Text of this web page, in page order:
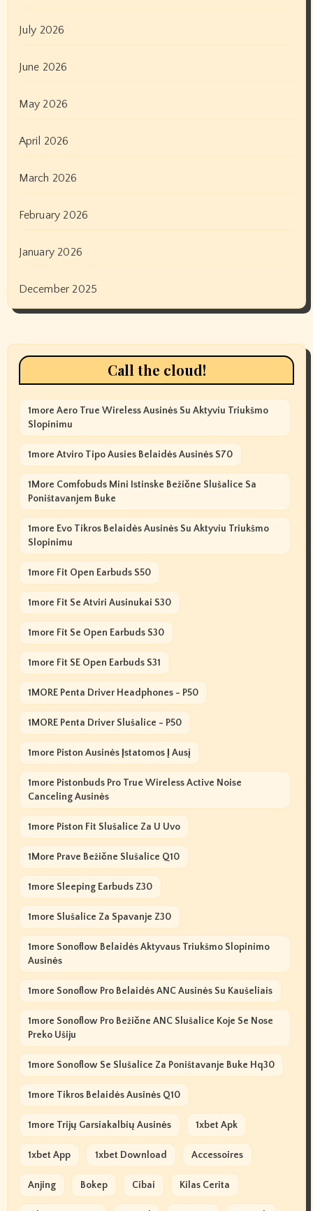
July 2026
June 2026
May 2026
April 2026
March 2026
February 2026
January 2026
December 2025
Call the cloud!
1more Aero True Wireless Ausinės Su Aktyviu Triukšmo
Slopinimu
1more Atviro Tipo Ausies Belaidės Ausinės S70
1More Comfobuds Mini Istinske Bežične Slušalice Sa
Poništavanjem Buke
1more Evo Tikros Belaidės Ausinės Su Aktyviu Triukšmo
Slopinimu
1more Fit Open Earbuds S50
1more Fit Se Atviri Ausinukai S30
1more Fit Se Open Earbuds S30
1more Fit SE Open Earbuds S31
1MORE Penta Driver Headphones - P50
1MORE Penta Driver Slušalice - P50
1more Piston Ausinės Įstatomos Į Ausį
1more Pistonbuds Pro True Wireless Active Noise
Canceling Ausinės
1more Piston Fit Slušalice Za U Uvo
1More Prave Bežične Slušalice Q10
1more Sleeping Earbuds Z30
1more Slušalice Za Spavanje Z30
1more Sonoflow Belaidės Aktyvaus Triukšmo Slopinimo
Ausinės
1more Sonoflow Pro Belaidės ANC Ausinės Su Kaušeliais
1more Sonoflow Pro Bežične ANC Slušalice Koje Se Nose
Preko Ušiju
1more Sonoflow Se Slušalice Za Poništavanje Buke Hq30
1more Tikros Belaidės Ausinės Q10
1more Trijų Garsiakalbių Ausinės 1xbet Apk
1xbet App 1xbet Download Accessoires
Anjing Bokep Cibai Kilas Cerita